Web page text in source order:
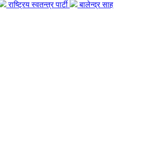
राष्ट्रिय स्वतन्त्र पार्टी बालेन्द्र साह